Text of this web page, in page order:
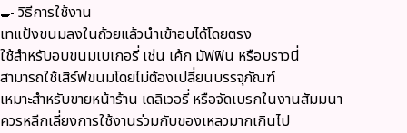
🍳 วิธีการใช้งาน
เทแป้งขนมลงในถ้วยแล้วนำเข้าอบได้โดยตรง
ใช้สำหรับอบขนมเบเกอรี่ เช่น เค้ก มัฟฟิน หรือบราวนี่
สามารถใช้เสิร์ฟขนมโดยไม่ต้องเปลี่ยนบรรจุภัณฑ์
เหมาะสำหรับขายหน้าร้าน เดลิเวอรี่ หรือจัดเบรกในงานสัมมนา
ควรหลีกเลี่ยงการใช้งานร่วมกับของเหลวมากเกินไป